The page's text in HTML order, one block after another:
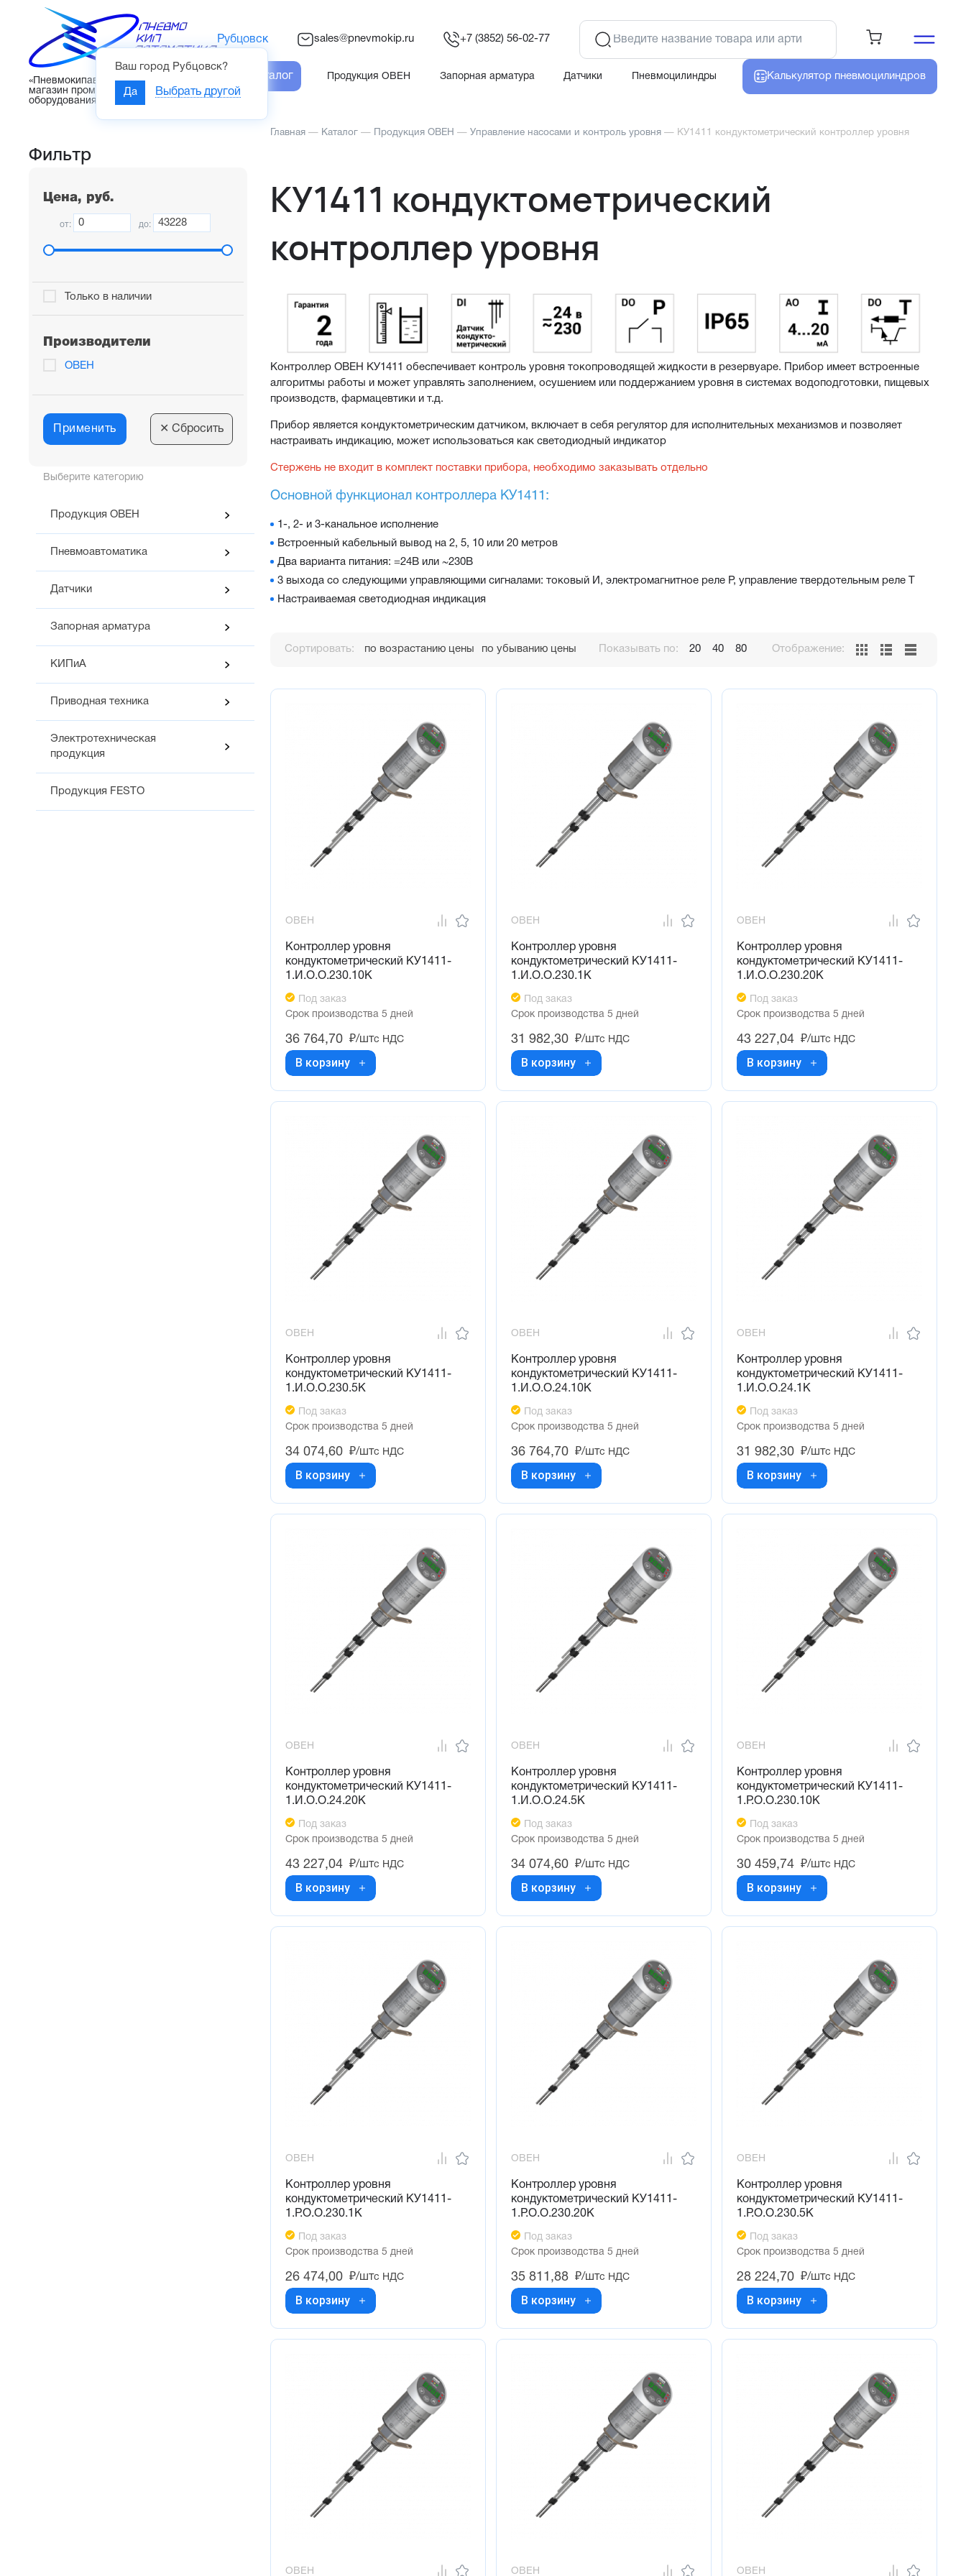
«Пневмокипавтоматика» – интернет-
магазин промышленного
оборудования
Рубцовск
Ваш город Рубцовск?
Да Выбрать другой
sales@pnevmokip.ru +7 (3852) 56-02-77
Каталог Продукция ОВЕН Запорная арматура Датчики Пневмоцилиндры Калькулятор пневмоцилиндров
Выберите категорию
Продукция ОВЕН
Пневмоавтоматика
Датчики
Запорная арматура
КИПиА
Приводная техника
Электротехническая
продукция
Продукция FESTO
Фильтр
Цена, руб.
от: до:
Только в наличии
Производители
ОВЕН
Применить ✕ Сбросить
Главная — Каталог — Продукция ОВЕН — Управление насосами и контроль уровня — КУ1411 кондуктометрический контроллер уровня
КУ1411 кондуктометрический
контроллер уровня
Контроллер ОВЕН КУ1411 обеспечивает контроль уровня токопроводящей жидкости в резервуаре. Прибор имеет встроенные
алгоритмы работы и может управлять заполнением, осушением или поддержанием уровня в системах водоподготовки, пищевых
производств, фармацевтики и т.д.
Прибор является кондуктометрическим датчиком, включает в себя регулятор для исполнительных механизмов и позволяет
настраивать индикацию, может использоваться как светодиодный индикатор
Стержень не входит в комплект поставки прибора, необходимо заказывать отдельно
Основной функционал контроллера КУ1411:
1-, 2- и 3-канальное исполнение
Встроенный кабельный вывод на 2, 5, 10 или 20 метров
Два варианта питания: =24В или ~230В
3 выхода со следующими управляющими сигналами: токовый И, электромагнитное реле Р, управление твердотельным реле Т
Настраиваемая светодиодная индикация
Сортировать: по возрастанию цены по убыванию цены Показывать по: 20 40 80 Отображение:
ОВЕН
Контроллер уровня
кондуктометрический КУ1411-
1.И.О.О.230.10К
Под заказ
Срок производства 5 дней
36 764,70 ₽/штс НДС
В корзину
ОВЕН
Контроллер уровня
кондуктометрический КУ1411-
1.И.О.О.230.1К
Под заказ
Срок производства 5 дней
31 982,30 ₽/штс НДС
В корзину
ОВЕН
Контроллер уровня
кондуктометрический КУ1411-
1.И.О.О.230.20К
Под заказ
Срок производства 5 дней
43 227,04 ₽/штс НДС
В корзину
ОВЕН
Контроллер уровня
кондуктометрический КУ1411-
1.И.О.О.230.5К
Под заказ
Срок производства 5 дней
34 074,60 ₽/штс НДС
В корзину
ОВЕН
Контроллер уровня
кондуктометрический КУ1411-
1.И.О.О.24.10К
Под заказ
Срок производства 5 дней
36 764,70 ₽/штс НДС
В корзину
ОВЕН
Контроллер уровня
кондуктометрический КУ1411-
1.И.О.О.24.1К
Под заказ
Срок производства 5 дней
31 982,30 ₽/штс НДС
В корзину
ОВЕН
Контроллер уровня
кондуктометрический КУ1411-
1.И.О.О.24.20К
Под заказ
Срок производства 5 дней
43 227,04 ₽/штс НДС
В корзину
ОВЕН
Контроллер уровня
кондуктометрический КУ1411-
1.И.О.О.24.5К
Под заказ
Срок производства 5 дней
34 074,60 ₽/штс НДС
В корзину
ОВЕН
Контроллер уровня
кондуктометрический КУ1411-
1.Р.О.О.230.10К
Под заказ
Срок производства 5 дней
30 459,74 ₽/штс НДС
В корзину
ОВЕН
Контроллер уровня
кондуктометрический КУ1411-
1.Р.О.О.230.1К
Под заказ
Срок производства 5 дней
26 474,00 ₽/штс НДС
В корзину
ОВЕН
Контроллер уровня
кондуктометрический КУ1411-
1.Р.О.О.230.20К
Под заказ
Срок производства 5 дней
35 811,88 ₽/штс НДС
В корзину
ОВЕН
Контроллер уровня
кондуктометрический КУ1411-
1.Р.О.О.230.5К
Под заказ
Срок производства 5 дней
28 224,70 ₽/штс НДС
В корзину
ОВЕН ОВЕН ОВЕН